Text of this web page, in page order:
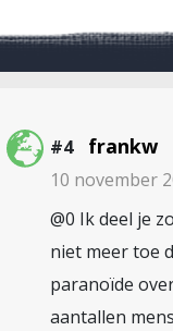
#4 frankw
10 november
@0 Ik deel je
niet meer toe
paranoïde
aantallen